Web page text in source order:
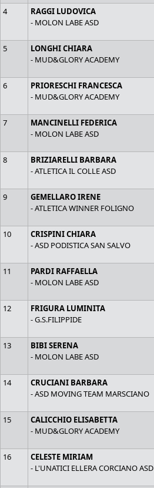
4
RAGGI LUDOVICA
- MOLON LABE ASD
5
LONGHI CHIARA
- MUD&GLORY ACADEMY
6
PRIORESCHI FRANCESCA
- MUD&GLORY ACADEMY
7
MANCINELLI FEDERICA
- MOLON LABE ASD
8
BRIZIARELLI BARBARA
- ATLETICA IL COLLE ASD
9
GEMELLARO IRENE
- ATLETICA WINNER FOLIGNO
10
CRISPINI CHIARA
- ASD PODISTICA SAN SALVO
11
PARDI RAFFAELLA
- MOLON LABE ASD
12
FRIGURA LUMINITA
- G.S.FILIPPIDE
13
BIBI SERENA
- MOLON LABE ASD
14
CRUCIANI BARBARA
- ASD MOVING TEAM MARSCIANO
15
CALICCHIO ELISABETTA
- MUD&GLORY ACADEMY
16
CELESTE MIRIAM
- L'UNATICI ELLERA CORCIANO ASD